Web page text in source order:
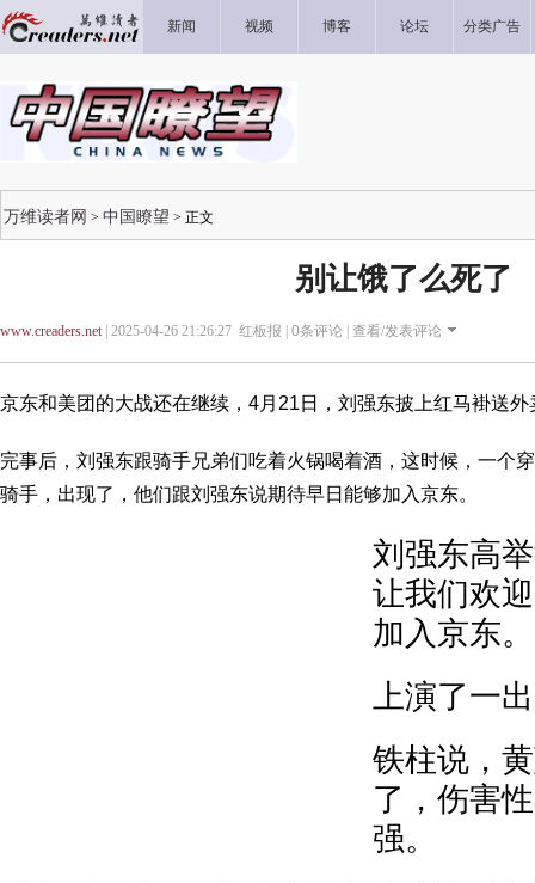
新闻 视频 博客 论坛 分类广告
万维读者网 > 中国瞭望 > 正文
别让饿了么死了
www.creaders.net| 2025-04-26 21:26:27 红板报 | 0条评论 | 查看/发表评论
京东和美团的大战还在继续，4月21日，刘强东披上红马褂送外
完事后，刘强东跟骑手兄弟们吃着火锅喝着酒，这时候，一个
骑手，出现了，他们跟刘强东说期待早日能够加入京东。
刘强东高
让我们欢
加入京东。
上演了一
铁柱说，
了，伤害
强。